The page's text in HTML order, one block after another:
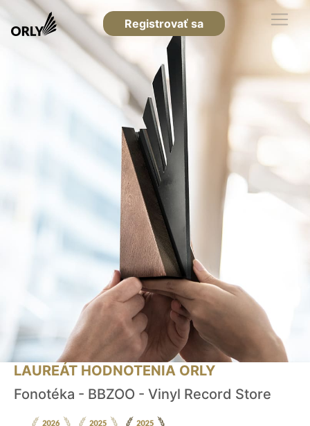
Registrovať sa
LAUREÁT HODNOTENIA ORLY
Fonotéka - BBZOO - Vinyl Record Store